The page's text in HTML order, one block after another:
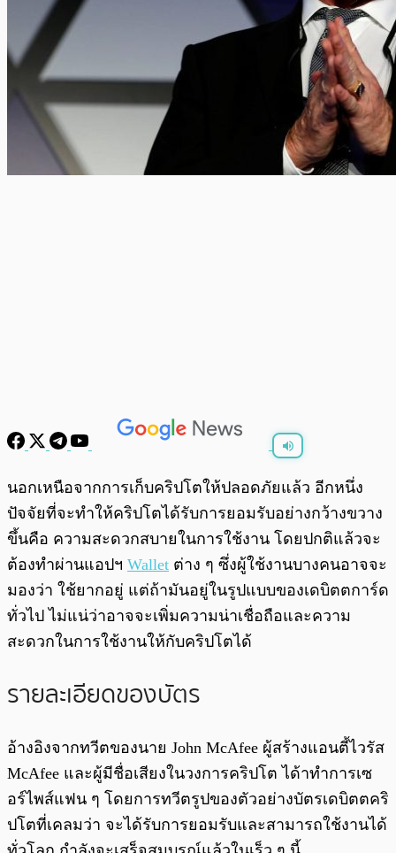
พร้อมเล่น 0:00/ 0:00
นอกเหนือจากการเก็บคริปโตให้ปลอดภัยแล้ว อีกหนึ่ง
ปัจจัยที่จะทำให้คริปโตได้รับการยอมรับอย่างกว้างขวาง
ขึ้นคือ ความสะดวกสบายในการใช้งาน โดยปกติแล้วจะ
ต้องทำผ่านแอปฯ Wallet ต่าง ๆ ซึ่งผู้ใช้งานบางคนอาจจะ
มองว่า ใช้ยากอยู่ แต่ถ้ามันอยู่ในรูปแบบของเดบิตตการ์ด
ทั่วไป ไม่แน่ว่าอาจจะเพิ่มความน่าเชื่อถือและความ
สะดวกในการใช้งานให้กับคริปโตได้
รายละเอียดของบัตร
อ้างอิงจากทวีตของนาย John McAfee ผู้สร้างแอนตี้ไวรัส
McAfee และผู้มีชื่อเสียงในวงการคริปโต ได้าทำการเซ
อร์ไพส์แฟน ๆ โดยการทวีตรูปของตัวอย่างบัตรเดบิตตคริ
ปโตที่เคลมว่า จะได้รับการยอมรับและสามารถใช้งานได้